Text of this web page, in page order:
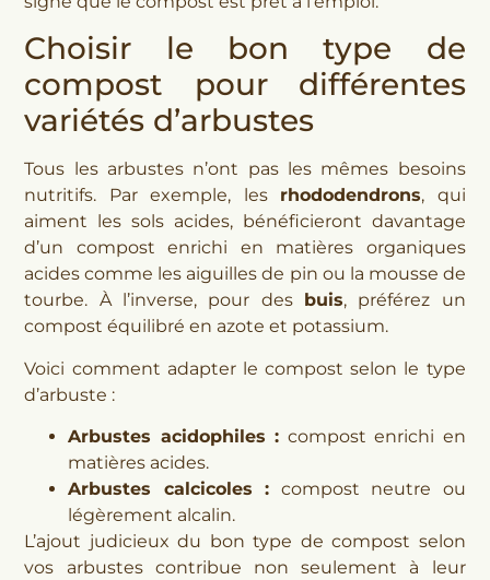
Choisir le bon type de
compost pour différentes
variétés d’arbustes
Tous les arbustes n’ont pas les mêmes besoins
nutritifs. Par exemple, les rhododendrons, qui
aiment les sols acides, bénéficieront davantage
d’un compost enrichi en matières organiques
acides comme les aiguilles de pin ou la mousse de
tourbe. À l’inverse, pour des buis, préférez un
compost équilibré en azote et potassium.
Voici comment adapter le compost selon le type
d’arbuste :
Arbustes acidophiles : compost enrichi en
matières acides.
Arbustes calcicoles : compost neutre ou
légèrement alcalin.
L’ajout judicieux du bon type de compost selon
vos arbustes contribue non seulement à leur